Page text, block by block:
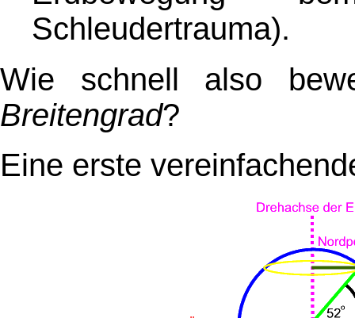
Schleudertrauma).
Wie schnell also
Breitengrad?
Eine erste